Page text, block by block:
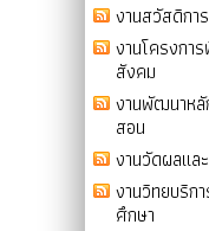
งานสวัสดิกา
งานโครงกา
สังคม
งานพัฒนาหลั
สอน
งานวัดผลแล
งานวิทยบริก
ศึกษา